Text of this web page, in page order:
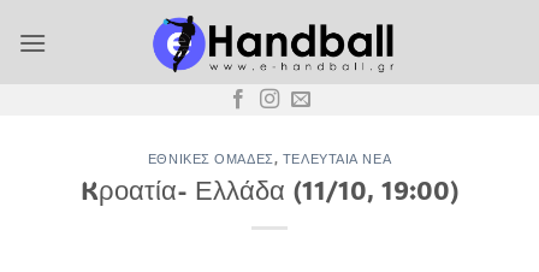
στο
ΕΘΝΙΚΈΣ ΟΜΆΔΕΣ, ΤΕΛΕΥΤΑΊΑ ΝΈΑ
Kροατία- Ελλάδα (11/10, 19:00)